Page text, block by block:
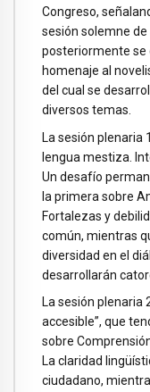
Congreso,
sesión solemne
posteriormente se
homenaje al
del cual se
diversos temas.
La sesión plenaria
lengua mestiza.
Un desafío
la primera sobre
Fortalezas y
común, mientras
diversidad en el
desarrollarán
La sesión plenaria
accesible”, que
sobre
La claridad
ciudadano,